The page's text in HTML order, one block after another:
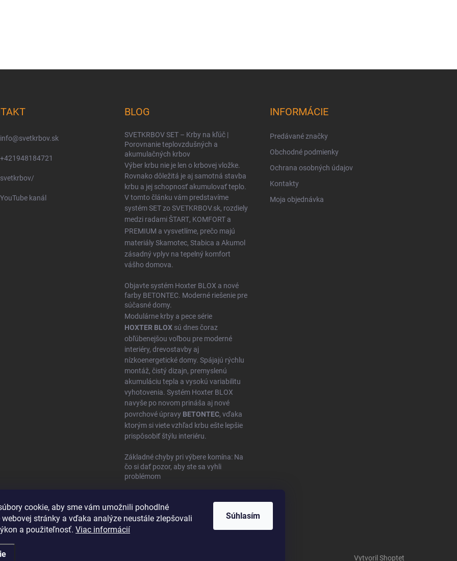
cookie, aby sme vám umožnili pohodlné
stránky a vďaka analýze neustále zlepšovali
a použiteľnosť. Viac informácií
Súhlasím
info@svetkrbov.sk
+421948184721
svetkrbov/
YouTube kanál
BLOG
SVETKRBOV SET – Krby na kľúč |
Porovnanie teplovzdušných a
akumulačných krbov
Výber krbu nie je len o krbovej vložke.
Rovnako dôležitá je aj samotná stavba
krbu a jej schopnosť akumulovať teplo.
V tomto článku vám predstavíme
systém SET zo SVETKRBOV.sk, rozdiely
medzi radamiŠTART, KOMFORT a
PREMIUM a vysvetlíme, prečo majú
materiálySkamotec, Stabica a Akumol
zásadný vplyv na tepelný komfort
vášho domova.
Objavte systém Hoxter BLOX a nové
farby BETONTEC. Moderné riešenie pre
súčasné domy.
Modulárne krby a pece série
HOXTER BLOX sú dnes čoraz
obľúbenejšou voľbou pre moderné
interiéry, drevostavby aj
nízkoenergetické domy. Spájajú rýchlu
montáž, čistý dizajn, premyslenú
akumuláciu tepla a vysokú variabilitu
vyhotovenia. Systém Hoxter BLOX
navyše po novom prináša aj nové
povrchové úpravy BETONTEC, vďaka
ktorým si viete vzhľad krbu ešte lepšie
prispôsobiť štýlu interiéru.
Základné chyby pri výbere komína: Na
čo si dať pozor, aby ste sa vyhli
problémom
INFORMÁCIE
Predávané značky
Obchodné podmienky
Ochrana osobných údajov
Kontakty
Moja objednávka
Vytvoril Shoptet